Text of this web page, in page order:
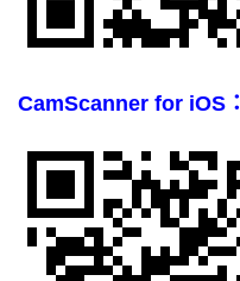
CamScanner for iOS：